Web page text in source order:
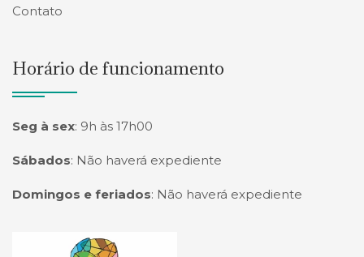
Contato
Horário de funcionamento
Seg à sex: 9h às 17h00
Sábados: Não haverá expediente
Domingos e feriados: Não haverá expediente
Página inicial